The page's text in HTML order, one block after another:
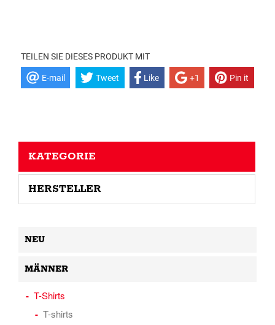
TEILEN SIE DIESES PRODUKT MIT
E-mail Tweet Like +1 Pin it
KATEGORIE
HERSTELLER
NEU
MÄNNER
T-Shirts
T-shirts